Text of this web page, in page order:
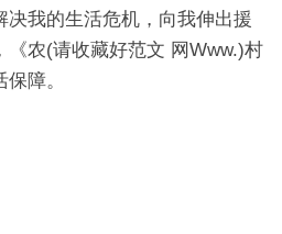
决我的生活危机，向我伸出援
《农(请收藏好范文 网Www.)村
障。